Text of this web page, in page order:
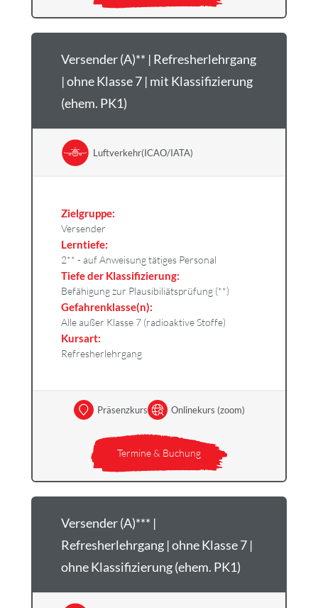
Versender (A)** | Refresherlehrgang
| ohne Klasse 7 | mit Klassifizierung
(ehem. PK1)
Luftverkehr(ICAO/IATA)
Zielgruppe:
Versender
Lerntiefe:
2** - auf Anweisung tätiges Personal
Tiefe der Klassifizierung:
Befähigung zur Plausibiliätsprüfung (**)
Gefahrenklasse(n):
Alle außer Klasse 7 (radioaktive Stoffe)
Kursart:
Refresherlehrgang
Termine & Buchung
Präsenzkurs Onlinekurs (zoom)
Versender (A)*** |
Refresherlehrgang | ohne Klasse 7 |
ohne Klassifizierung (ehem. PK1)